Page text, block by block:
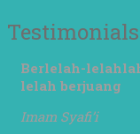
Testimonials
Berlelah-
lelah berjuang
Imam Syafi’i